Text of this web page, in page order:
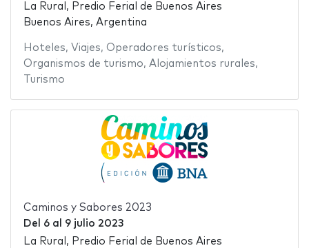
La Rural, Predio Ferial de Buenos Aires
Buenos Aires, Argentina
Hoteles, Viajes, Operadores turísticos,
Organismos de turismo, Alojamientos rurales,
Turismo
Caminos y Sabores 2023
Del 6al 9 julio 2023
La Rural, Predio Ferial de Buenos Aires